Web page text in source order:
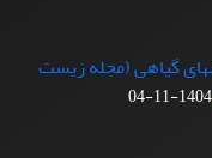
گیاهی (مجله زیست
1404-11-04